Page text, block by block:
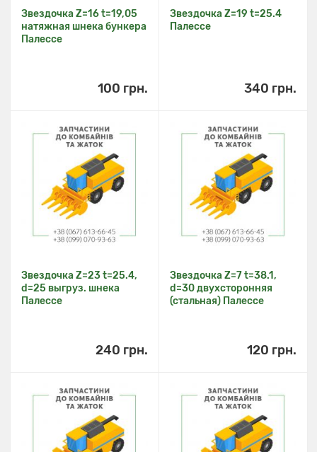
Звездочка Z=16 t=19,05
натяжная шнека бункера
Палессе
100 грн.
Звездочка Z=19 t=25.4
Палессе
340 грн.
Звездочка Z=23 t=25.4,
d=25 выгруз. шнека
Палессе
240 грн.
Звездочка Z=7 t=38.1,
d=30 двухсторонняя
(стальная) Палессе
120 грн.